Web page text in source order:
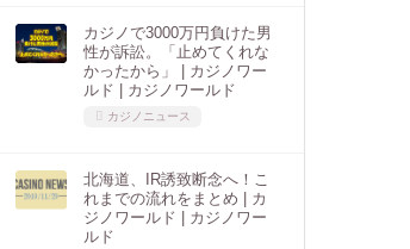
カジノで3000万円負けた男
性が訴訟。「止めてくれな
かったから」 | カジノワー
ルド | カジノワールド
カジノニュース
北海道、IR誘致断念へ！こ
れまでの流れをまとめ | カ
ジノワールド | カジノワー
ルド